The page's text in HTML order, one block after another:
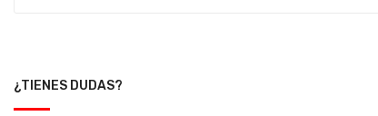
¿TIENES DUDAS?